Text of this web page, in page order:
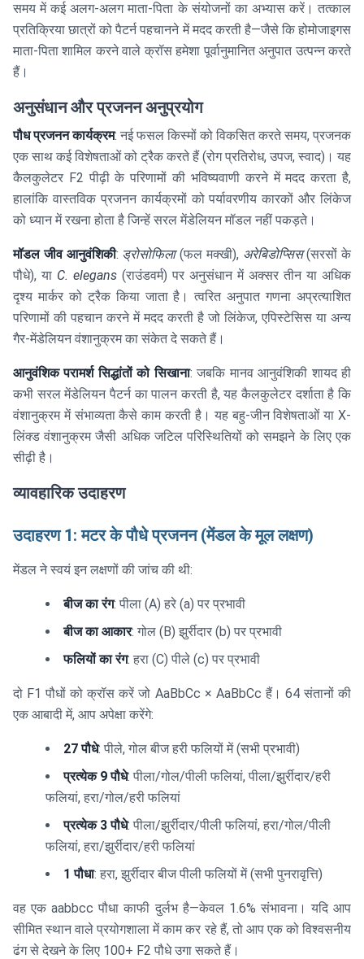
समय में कई अलग-अलग माता-पिता के संयोजनों का अभ्यास करें। तत्काल
प्रतिक्रिया छात्रों को पैटर्न पहचानने में मदद करती है—जैसे कि होमोजाइगस
माता-पिता शामिल करने वाले क्रॉस हमेशा पूर्वानुमानित अनुपात उत्पन्न करते
हैं।
अनुसंधान और प्रजनन अनुप्रयोग
पौध प्रजनन कार्यक्रम: नई फसल किस्मों को विकसित करते समय, प्रजनक
एक साथ कई विशेषताओं को ट्रैक करते हैं (रोग प्रतिरोध, उपज, स्वाद)। यह
कैलकुलेटर F2 पीढ़ी के परिणामों की भविष्यवाणी करने में मदद करता है,
हालांकि वास्तविक प्रजनन कार्यक्रमों को पर्यावरणीय कारकों और लिंकेज
को ध्यान में रखना होता है जिन्हें सरल मेंडेलियन मॉडल नहीं पकड़ते।
मॉडल जीव आनुवंशिकी: ड्रोसोफिला(फल मक्खी), अरेबिडोप्सिस(सरसों के
पौधे), या C. elegans (राउंडवर्म) पर अनुसंधान में अक्सर तीन या अधिक
दृश्य मार्कर को ट्रैक किया जाता है। त्वरित अनुपात गणना अप्रत्याशित
परिणामों की पहचान करने में मदद करती है जो लिंकेज, एपिस्टेसिस या अन्य
गैर-मेंडेलियन वंशानुक्रम का संकेत दे सकते हैं।
आनुवंशिक परामर्श सिद्धांतों को सिखाना: जबकि मानव आनुवंशिकी शायद ही
कभी सरल मेंडेलियन पैटर्न का पालन करती है, यह कैलकुलेटर दर्शाता है कि
वंशानुक्रम में संभाव्यता कैसे काम करती है। यह बहु-जीन विशेषताओं या X-
लिंक्ड वंशानुक्रम जैसी अधिक जटिल परिस्थितियों को समझने के लिए एक
सीढ़ी है।
व्यावहारिक उदाहरण
उदाहरण 1: मटर के पौधे प्रजनन (मेंडल के मूल लक्षण)
मेंडल ने स्वयं इन लक्षणों की जांच की थी:
बीज का रंग: पीला (A) हरे (a) पर प्रभावी
बीज का आकार: गोल (B) झुर्रीदार (b) पर प्रभावी
फलियों का रंग: हरा (C) पीले (c) पर प्रभावी
दो F1 पौधों को क्रॉस करें जो AaBbCc × AaBbCc हैं। 64 संतानों की
एक आबादी में, आप अपेक्षा करेंगे:
27 पौधे: पीले, गोल बीज हरी फलियों में (सभी प्रभावी)
प्रत्येक 9 पौधे: पीला/गोल/पीली फलियां, पीला/झुर्रीदार/हरी
फलियां, हरा/गोल/हरी फलियां
प्रत्येक 3 पौधे: पीला/झुर्रीदार/पीली फलियां, हरा/गोल/पीली
फलियां, हरा/झुर्रीदार/हरी फलियां
1 पौधा: हरा, झुर्रीदार बीज पीली फलियों में (सभी पुनरावृत्ति)
वह एक aabbcc पौधा काफी दुर्लभ है—केवल 1.6% संभावना। यदि आप
सीमित स्थान वाले प्रयोगशाला में काम कर रहे हैं, तो आप एक को विश्वसनीय
ढंग से देखने के लिए 100+ F2 पौधे उगा सकते हैं।